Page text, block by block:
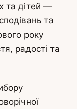
та дітей —
та
року
радості та